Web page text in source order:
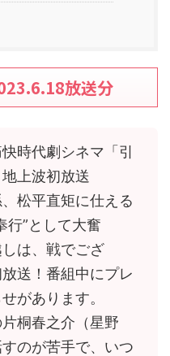
放送分
時代劇シネマ「引
上波初放送
松平直矩に仕える
行”として大奮
は、戦でござ
送！番組中にプレ
があります。
桐春之介（星野
のが苦手で、いつ